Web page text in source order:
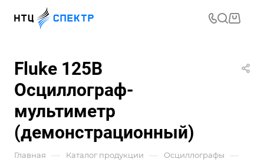
Fluke 125B
Осциллограф-
мультиметр
(демонстрационный)
Главная — Каталог продукции — Осциллографы —